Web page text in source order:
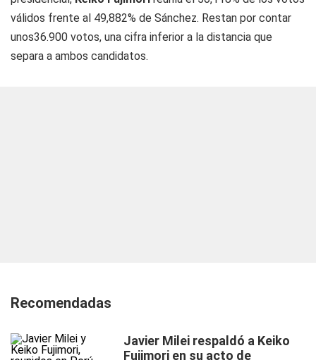
válidos frente al 49,882% de Sánchez. Restan por contar
unos36.900 votos, una cifra inferior a la distancia que
separa a ambos candidatos.
Recomendadas
Javier Milei respaldó a Keiko
Fujimori en su acto de